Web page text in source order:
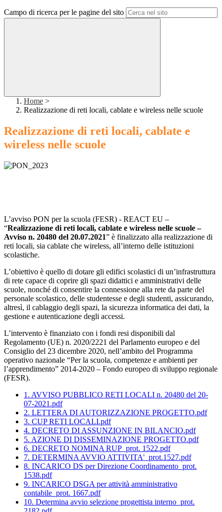
Campo di ricerca per le pagine del sito
Home >
Realizzazione di reti locali, cablate e wireless nelle scuole
Realizzazione di reti locali, cablate e
wireless nelle scuole
L’avviso PON per la scuola (FESR) - REACT EU –
“Realizzazione di reti locali, cablate e wireless nelle scuole –
Avviso n. 20480 del 20.07.2021” è finalizzato alla realizzazione di
reti locali, sia cablate che wireless, all’interno delle istituzioni
scolastiche.
L’obiettivo è quello di dotare gli edifici scolastici di un’infrastruttura
di rete capace di coprire gli spazi didattici e amministrativi delle
scuole, nonché di consentire la connessione alla rete da parte del
personale scolastico, delle studentesse e degli studenti, assicurando,
altresì, il cablaggio degli spazi, la sicurezza informatica dei dati, la
gestione e autenticazione degli accessi.
L’intervento è finanziato con i fondi resi disponibili dal
Regolamento (UE) n. 2020/2221 del Parlamento europeo e del
Consiglio del 23 dicembre 2020, nell’ambito del Programma
operativo nazionale “Per la scuola, competenze e ambienti per
l’apprendimento” 2014-2020 – Fondo europeo di sviluppo regionale
(FESR).
1. AVVISO PUBBLICO RETI LOCALI n. 20480 del 20-
07-2021.pdf
2. LETTERA DI AUTORIZZAZIONE PROGETTO.pdf
3. CUP RETI LOCALI.pdf
4. DECRETO DI ASSUNZIONE IN BILANCIO.pdf
5. AZIONE DI DISSEMINAZIONE PROGETTO.pdf
6. DECRETO NOMINA RUP_prot. 1522.pdf
7. DETERMINA AVVIO ATTIVITA'_prot.1527.pdf
8. INCARICO DS per Direzione Coordinamento_prot.
1538.pdf
9. INCARICO DSGA per attività amministrativo
contabile_prot. 1667.pdf
10. Determina avvio selezione progettista interno_prot.